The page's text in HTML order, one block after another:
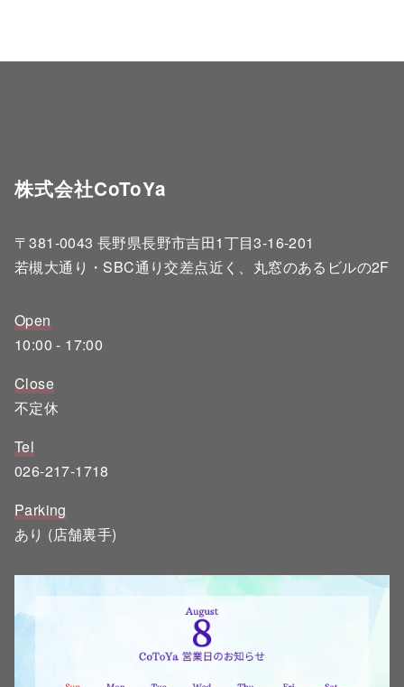
株式会社CoToYa
〒381-0043 長野県長野市吉田1丁目3-16-201
若槻大通り・SBC通り交差点近く、丸窓のあるビルの2F
Open
10:00 - 17:00
Close
不定休
Tel
026-217-1718
Parking
あり (店舗裏手)